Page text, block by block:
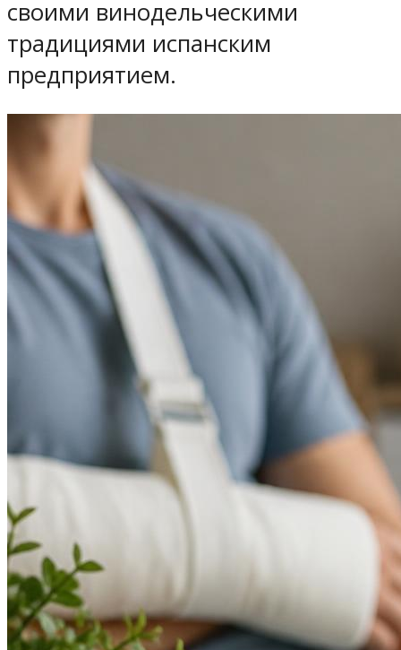
своими винодельческими
традициями испанским
предприятием.